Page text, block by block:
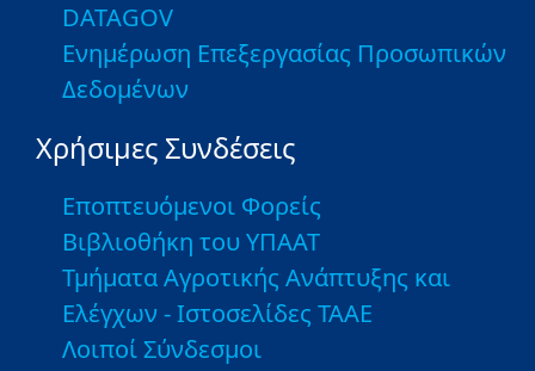
DATAGOV
Ενημέρωση Επεξεργασίας Προσωπικών
Δεδομένων
Χρήσιμες Συνδέσεις
Εποπτευόμενοι Φορείς
Βιβλιοθήκη του ΥΠΑΑΤ
Τμήματα Αγροτικής Ανάπτυξης και
Ελέγχων - Ιστοσελίδες ΤΑΑΕ
Λοιποί Σύνδεσμοι